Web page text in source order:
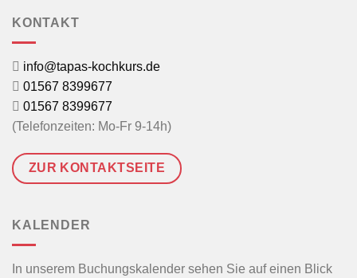
KONTAKT
info@tapas-kochkurs.de
01567 8399677
01567 8399677
(Telefonzeiten: Mo-Fr 9-14h)
ZUR KONTAKTSEITE
KALENDER
In unserem Buchungskalender sehen Sie auf einen Blick